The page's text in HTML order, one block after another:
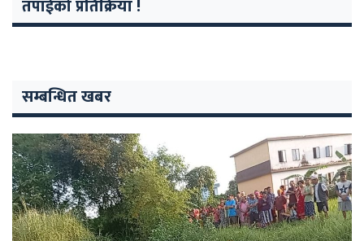
तपाईको प्रतिक्रिया !
सम्बन्धित खबर